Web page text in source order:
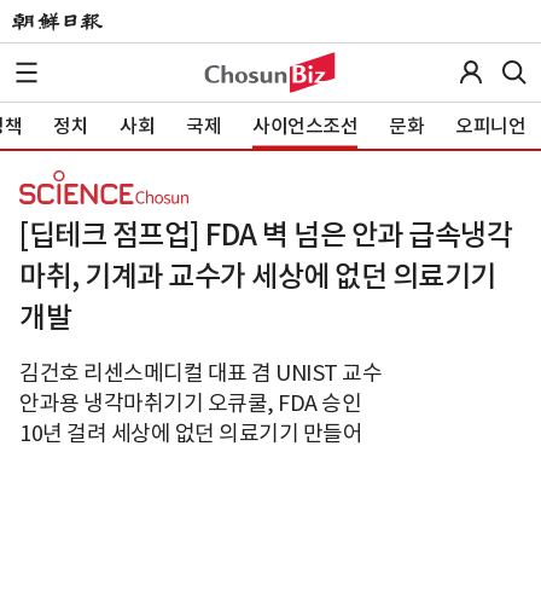
정치 사회 국제 사이언스조선 문화 오피니언
[딥테크 점프업] FDA 벽 넘은 안과 급속냉각
마취, 기계과 교수가 세상에 없던 의료기기
개발
김건호 리센스메디컬 대표 겸 UNIST 교수
안과용 냉각마취기기 오큐쿨, FDA 승인
10년 걸려 세상에 없던 의료기기 만들어